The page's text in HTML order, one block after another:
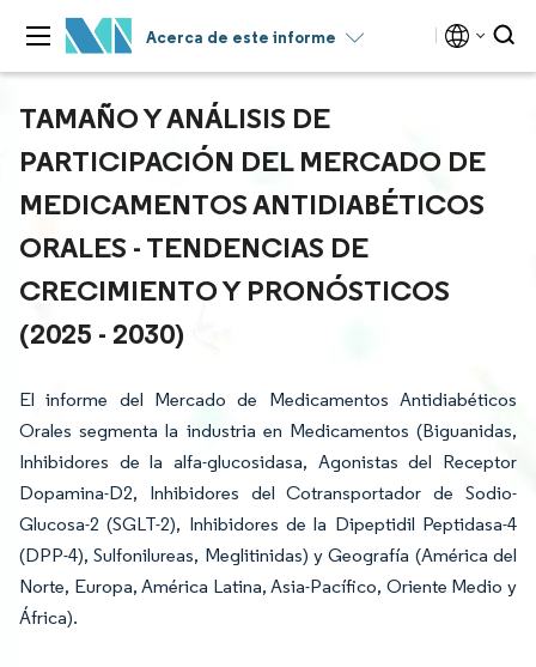
Acerca de este informe
TAMAÑO Y ANÁLISIS DE
PARTICIPACIÓN DEL MERCADO DE
MEDICAMENTOS ANTIDIABÉTICOS
ORALES - TENDENCIAS DE
CRECIMIENTO Y PRONÓSTICOS
(2025 - 2030)
El informe del Mercado de Medicamentos Antidiabéticos
Orales segmenta la industria en Medicamentos (Biguanidas,
Inhibidores de la alfa-glucosidasa, Agonistas del Receptor
Dopamina-D2, Inhibidores del Cotransportador de Sodio-
Glucosa-2 (SGLT-2), Inhibidores de la Dipeptidil Peptidasa-4
(DPP-4), Sulfonilureas, Meglitinidas) y Geografía (América del
Norte, Europa, América Latina, Asia-Pacífico, Oriente Medio y
África).